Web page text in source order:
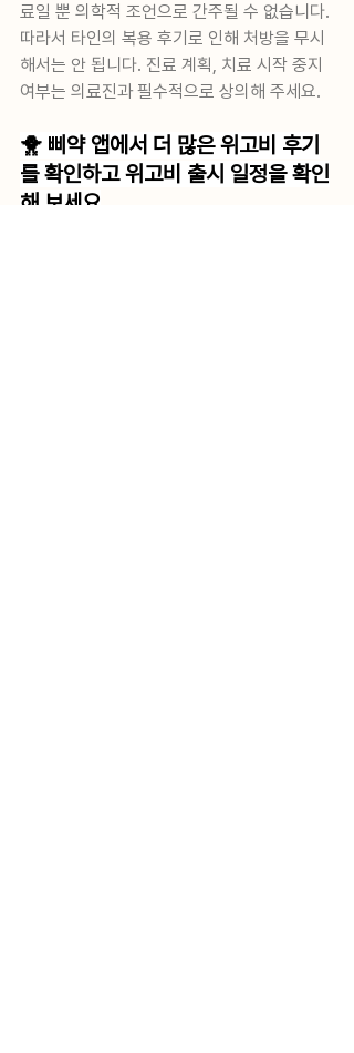
료일 뿐 의학적 조언으로 간주될 수 없습니다.
따라서 타인의 복용 후기로 인해 처방을 무시
해서는 안 됩니다. 진료 계획, 치료 시작 중지
여부는 의료진과 필수적으로 상의해 주세요.
🐥 삐약 앱에서 더 많은 위고비 후기
를 확인하고 위고비 출시 일정을 확인
해 보세요